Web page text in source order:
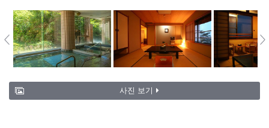
사진 보기